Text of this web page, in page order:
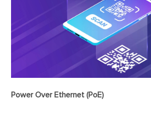
Power Over Ethernet (PoE)